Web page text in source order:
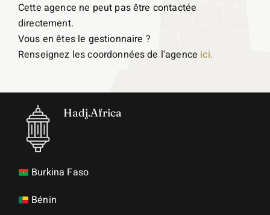
Cette agence ne peut pas être contactée
directement.
Vous en êtes le gestionnaire ?
Renseignez les coordonnées de l'agence ici.
Hadj.Africa
Burkina Faso
Bénin